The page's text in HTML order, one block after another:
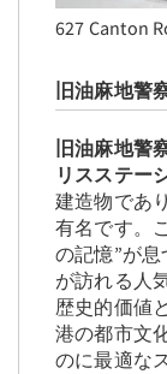
627 Canton
旧油麻地警
旧油麻地警
リスステー
建造物であ
有名です。
の記憶”が
が訪れる人
歴史的価値
港の都市文
のに最適な